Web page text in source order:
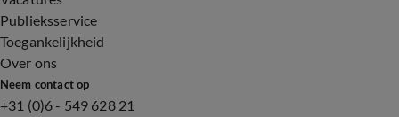
Publieksservice
Toegankelijkheid
Over ons
Neem contact op
+31 (0)6 - 549 628 21